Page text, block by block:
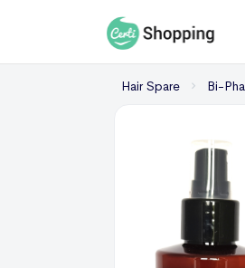
Hair Spare Bi-